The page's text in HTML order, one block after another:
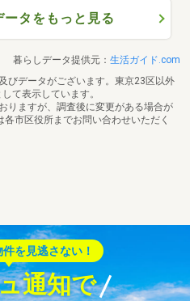
タをもっと見る
暮らしデータ提供元： 生活ガイド.com
びデータがございます。東京23区以外
て表示しています。
りますが、調査後に変更がある場合が
市区役所までお問い合わせいただく
を見逃さない！
通知で